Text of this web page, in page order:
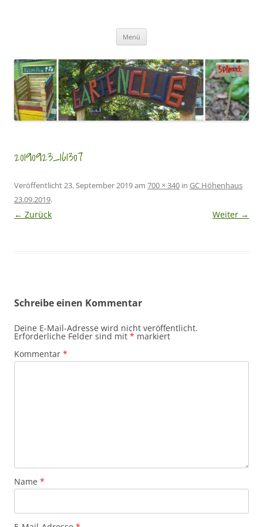
Menü
20190923_161307
Veröffentlicht23. September 2019am 700 × 340 in GC Höhenhaus
23.09.2019.
← Zurück Weiter →
Schreibe einen Kommentar
Deine E-Mail-Adresse wird nicht veröffentlicht.
Erforderliche Felder sind mit * markiert
Kommentar *
Name *